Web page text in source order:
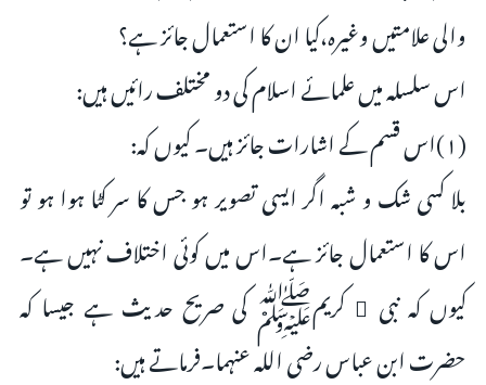
والی علامتیں وغیرہ،کیا ان کا استعمال جائز ہے؟
اس سلسلہ میں علمائے اسلام کی دو مختلف رائیں ہیں:
(۱)اس قسم کے اشارات جائز ہیں۔ کیوں کہ:
بلا کسی شک و شبہ اگر ایسی تصویر ہو جس کا سر کٹا ہوا ہو تو
اس کا استعمال جائز ہے۔اس میں کوئی اختلاف نہیں ہے۔
کیوں کہ نبی ٔ کریمﷺ کی صریح حدیث ہے جیسا کہ
حضرت ابن عباس رضی اللہ عنہما۔فرماتے ہیں: